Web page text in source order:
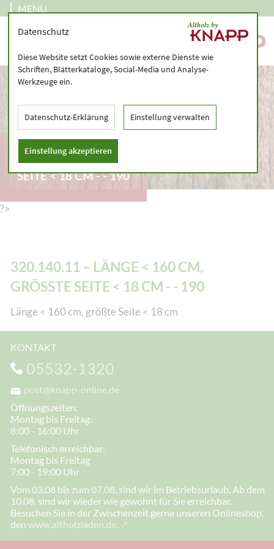
MENU
320.140.11 – LÄNGE <
160 CM, GRÖSSTE S
EITE < 18 CM - - 190
?>
320.140.11 – LÄNGE < 160 CM,
GRÖSSTE SEITE < 18 CM - - 190
Länge < 160 cm, größte Seite < 18 cm
KONTAKT
05532-1320
post@knapp-online.de
Öffnungszeiten:
Montag bis Freitag:
8:00 - 16:00 Uhr
Telefonisch erreichbar:
Montag bis Freitag
7:00 - 19:00 Uhr
Vom 03.08 bis zum 07.08. sind wir im Betriebsurlaub. Ab dem
10.08. sind wir wieder wie gewohnt für Sie erreichbar.
Besuchen Sie in der Zwischenzeit gerne unseren Onlineshop,
den www.altholzladen.de.
Datenschutz
Diese Website setzt Cookies sowie externe Dienste wie
Schriften, Blätterkataloge, Social-Media und Analyse-
Werkzeuge ein.
Datenschutz-Erklärung Einstellung verwalten
Einstellung akzeptieren